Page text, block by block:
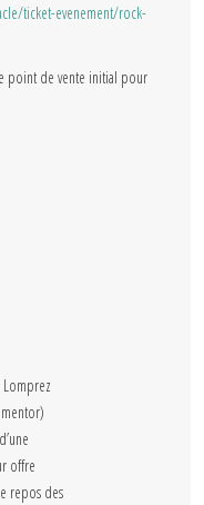
ticket-evenement/rock-
point de vente initial pour
offre
repos des